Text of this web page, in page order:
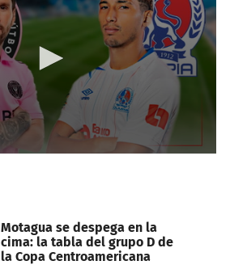
Motagua se despega en la
cima: la tabla del grupo D de
la Copa Centroamericana